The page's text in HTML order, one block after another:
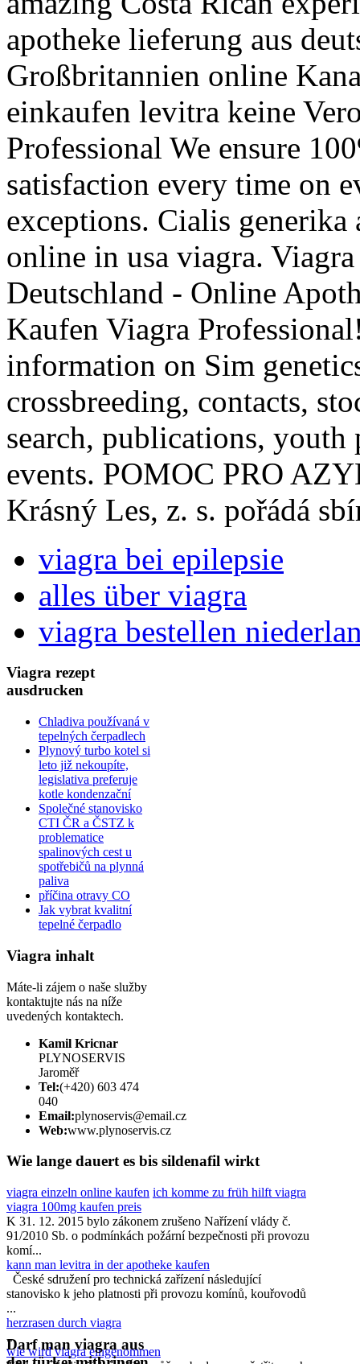
apotheke lieferung aus
Großbritannien online
einkaufen levitra keine
Professional We ensure
satisfaction every time on
exceptions. Cialis generika
online in usa viagra.
Deutschland - Online
Kaufen Viagra
information on Sim
crossbreeding, contacts,
search, publications, youth
events. POMOC PRO
Krásný Les, z. s. pořádá
viagra bei epilepsie
alles über viagra
viagra bestellen
Viagra rezept
ausdrucken
Chladiva používaná v
tepelných čerpadlech
Plynový turbo kotel si
leto již nekoupíte,
legislativa preferuje
kotle kondenzační
Společné stanovisko
CTI ČR a ČSTZ k
problematice
spalinových cest u
spotřebičů na plynná
paliva
příčina otravy CO
Jak vybrat kvalitní
tepelné čerpadlo
Viagra inhalt
Máte-li zájem o naše služby
kontaktujte nás na níže
uvedených kontaktech.
Kamil Kricnar
PLYNOSERVIS
Jaroměř
Tel:(+420) 603 474
040
Email:plynoservis@email.cz
Web:www.plynoservis.cz
Wie lange dauert es bis sildenafil wirkt
viagra einzeln online kaufen ich komme zu früh hilft viagra
viagra 100mg kaufen preis
K 31. 12. 2015 bylo zákonem zrušeno Nařízení vlády č.
91/2010 Sb. o podmínkách požární bezpečnosti při provozu
komí...
kann man levitra in der apotheke kaufen
České sdružení pro technická zařízení následující
stanovisko k jeho platnosti při provozu komínů, kouřovodů
...
herzrasen durch viagra
...
wie wird viagra eingenommen
Darf man viagra aus